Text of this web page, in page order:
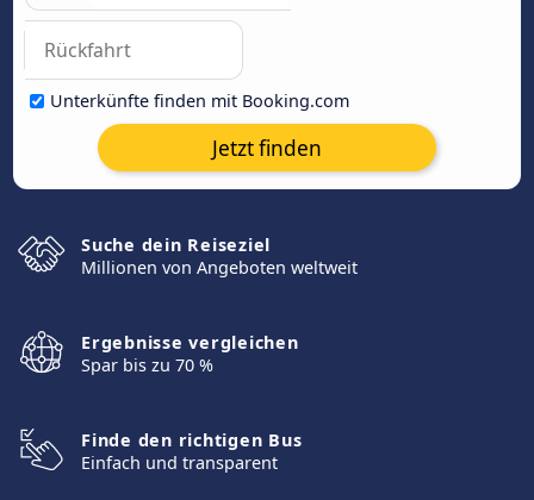
Unterkünfte finden mit Booking.com
Jetzt finden
Suche dein Reiseziel
Millionen von Angeboten weltweit
Ergebnisse vergleichen
Spar bis zu 70 %
Finde den richtigen Bus
Einfach und transparent